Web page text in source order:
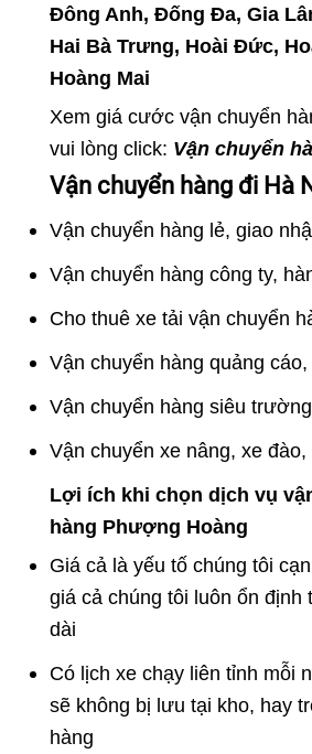
Đông Anh, Đống Đa, Gia
Hai Bà Trưng, Hoài Đức,
Hoàng Mai
Xem giá cước vận chuyển
vui lòng click: Vận chuyển
Vận chuyển hàng đi Hà
Vận chuyển hàng lẻ, giao
Vận chuyển hàng công ty,
Cho thuê xe tải vận chuyển
Vận chuyển hàng quảng
Vận chuyển hàng siêu
Vận chuyển xe nâng, xe
Lợi ích khi chọn dịch vụ
hàng Phượng Hoàng
Giá cả là yếu tố chúng tôi
giá cả chúng tôi luôn ổn định
dài
Có lịch xe chạy liên tỉnh mỗi
sẽ không bị lưu tại kho, hay
hàng